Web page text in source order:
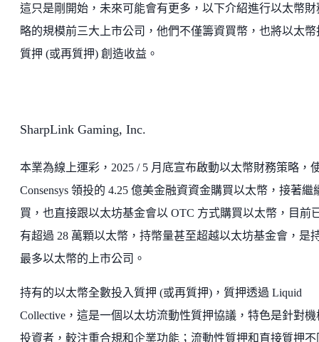
這只是剛開始，未來可能會有更多，以下介紹進行以太幣財
略的規模前三大上市公司，他們不僅籌資買幣，也將以太幣
質押 (或再質押) 創造收益。
SharpLink Gaming, Inc.
本業為線上運彩，2025 / 5 月底宣布啟動以太幣財務策略，
Consensys 領投的 4.25 億美金融資資金購買以太幣，接著繼
買，也直接跟以太坊基金會以 OTC 方式購買以太幣，目前
有超過 28 萬顆以太幣，持幣量甚至超越以太坊基金會，是
最多以太幣的上市公司。
持有的以太幣全數投入質押 (或再質押)，質押透過 Liquid
Collective，這是一個以太坊流動性質押協議，特色是針對機
投資者，較注重合規和企業功能；流動性質押和直接質押不